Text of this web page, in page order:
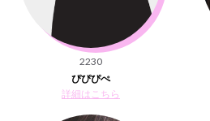
2230
ぴぴぴぺ
詳細はこちら